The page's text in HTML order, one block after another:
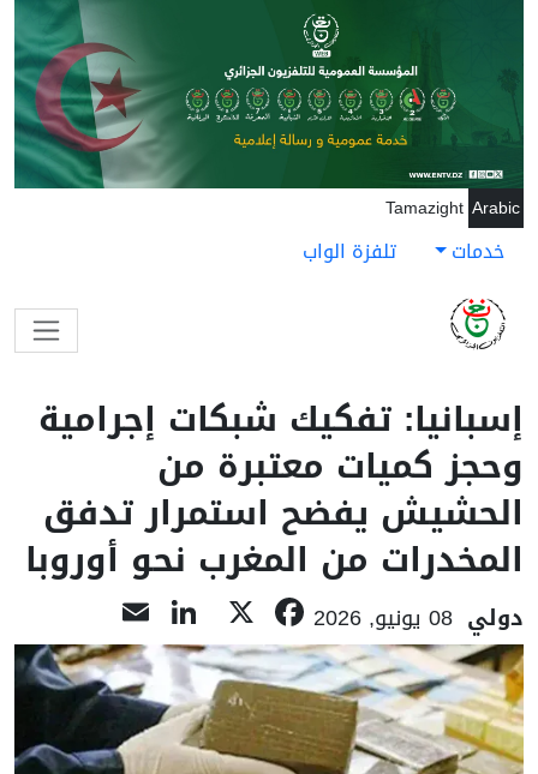
تجاوز إلى المحتوى الرئيسي
Arabic
Tamazight
خدمات تلفزة الواب
إسبانيا: تفكيك شبكات إجرامية
وحجز كميات معتبرة من
الحشيش يفضح استمرار تدفق
المخدرات من المغرب نحو أوروبا
دولي 08 يونيو, 2026 Facebook
LinkedIn